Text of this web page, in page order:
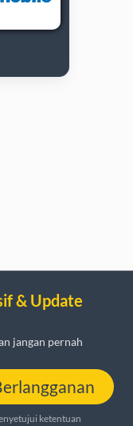
& Update
jangan pernah
ketentuan